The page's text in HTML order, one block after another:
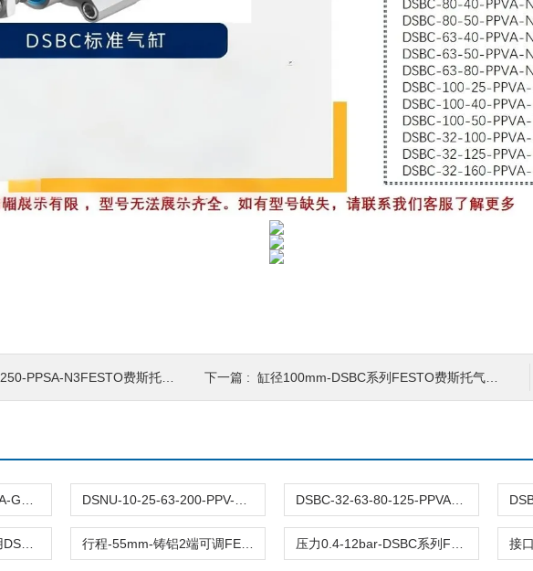
N3FESTO费斯托气缸DSBC-双作用 接口G1/2 CRC 下一篇 : 缸径100mm-DSBC系列FESTO费斯托气缸DSBC-100-400-PPSA-N3现货